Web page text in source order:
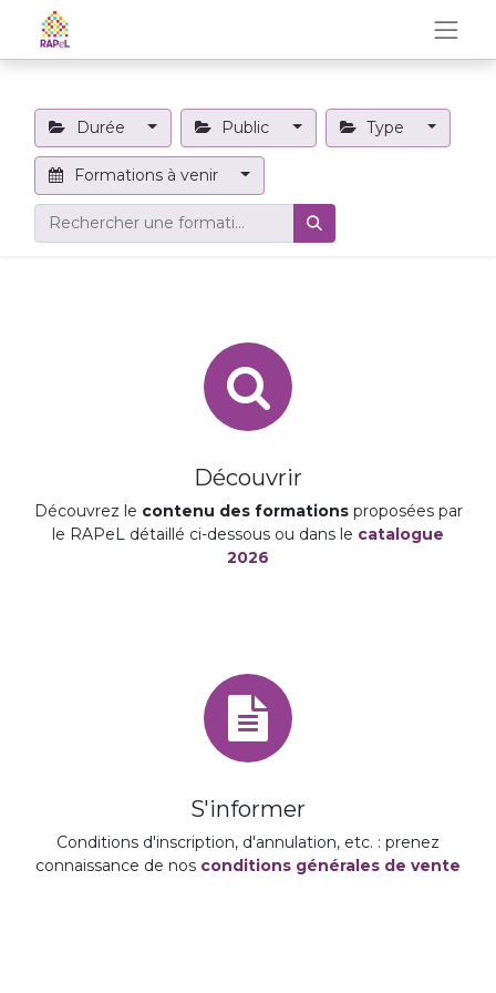
Durée Public Type
Formations à venir
Découvrir
Découvrez le contenu des formationsproposées par
le RAPeL détaillé ci-dessous ou dans le catalogue
2026
S'informer
Conditions d'inscription, d'annulation, etc. : prenez
connaissance de nos conditions générales de vente